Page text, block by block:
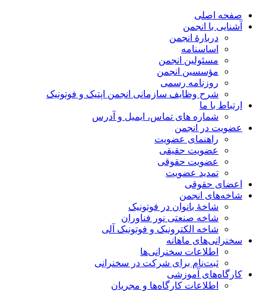
صفحه اصلی
آشنایی با انجمن
دربارۀ انجمن
اساسنامه
مسئولین انجمن
مؤسسین انجمن
روزنامه رسمی
شرح وظایف سازمانی انجمن اپتیک و فوتونیک
ارتباط با ما
شماره های تماس، ایمیل و آدرس
عضویت در انجمن
راهنمای عضویت
عضویت حقیقی
عضویت حقوقی
تمدید عضویت
اعضای حقوقی
شاخه‌های انجمن
شاخۀ بانوان در فوتونیک
شاخه صنعتی نور فناوران
شاخه‌ الکترونیک و فوتونیک آلی
سخنرانی‌های ماهانه
اطلاعات سخنرانی‌‌ها
ثبت‌نام برای شرکت در سخنرانی
کارگاه‌های آموزشی
اطلاعات کارگاه‌ها و مجریان